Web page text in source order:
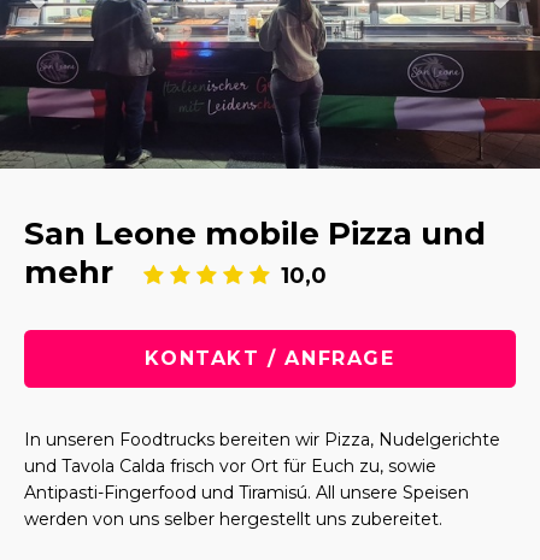
San Leone mobile Pizza und
mehr
10,0
KONTAKT / ANFRAGE
In unseren Foodtrucks bereiten wir Pizza, Nudelgerichte
und Tavola Calda frisch vor Ort für Euch zu, sowie
Antipasti-Fingerfood und Tiramisú. All unsere Speisen
werden von uns selber hergestellt uns zubereitet.